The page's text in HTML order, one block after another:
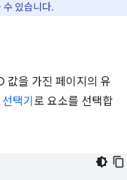
수 있습니다.
값을 가진 페이지의 유
택기 로 요소를 선택합